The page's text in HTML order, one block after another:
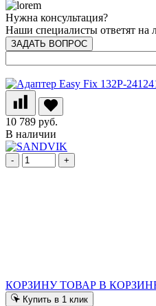
Нужна консультация?
Наши специалисты ответят
ЗАДАТЬ ВОПРОС
10 789 руб.
В наличии
- +
КОРЗИНУ ТОВАР В
Купить в 1 клик